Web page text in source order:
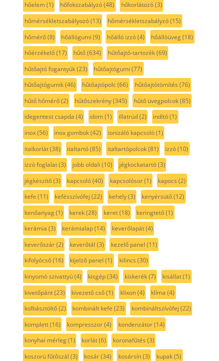
hőelem(1) hőfokszabályzó(48) hőkorlátozó(3)
hőmérsékletszabályozó(13) hőmérsékletszabályzó(15)
hőmérő(8) hőállógumi (9) hőálló izzó(4) hőállóüveg(18)
hőérzékelő(17) hűtő(634) hűtőajtó-tartozék(69)
hűtőajtó fogantyúk(23) hűtőajtógumi (77)
hűtőajtógumik(46) hűtőajtópolc(66) hűtőajtótömítés (76)
hűtő hőmérő(2) hűtőszekrény(345) hűtő üvegpolcok(85)
idegentest csapda (4) idom(1) illatrúd(2) indító(1)
inox(56) inox gombok(42) ionizáló kapcsoló(1)
italkorlát(38) italtartó(85) italtartópolcok(81) izzó(10)
izzó foglalat(3) jobb oldali (10) jégkockatartó(3)
jégkészítő(3) kapcsoló(40) kapcsolósor(1) kapocs (2)
kefe (11) kefésszívófej (22) kehely(3) kenyérsütő(12)
kenőanyag(1) kerek(28) keret(18) keringtető(1)
kerámia (3) kerámialap(14) keverőlapát(4)
keverőszár(2) keverőtál (3) kezelő panel (11)
kifolyócső(16) kijelző panel (1) kilincs (30)
kinyomó szivattyú(4) kisgép(34) kiskerék(7) kisállat(1)
kivetőpánt(23) kivezető cső(1) klixon(4) klíma (4)
kolbásztöltő(2) kombinált kefe (23) kombináltszívófej (22)
komplett(16) kompresszor(4) kondenzátor(14)
konyhai mérleg(1) korlát(6) koronafűtés (3)
koszorú fűtőszál (3) kosár(34) kosársín(3) kupak(5)